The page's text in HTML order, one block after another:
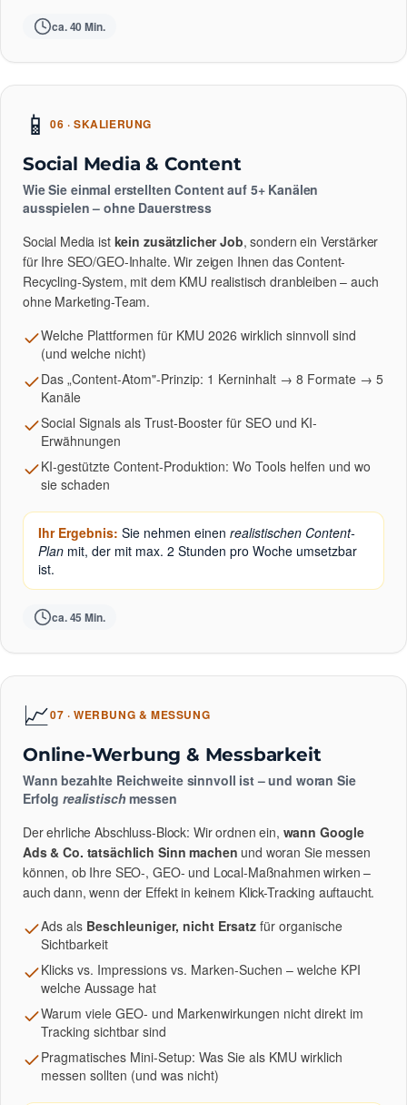
ca. 40 Min.
📱 06 · SKALIERUNG
Social Media & Content
Wie Sie einmal erstellten Content auf 5+ Kanälen
ausspielen – ohne Dauerstress
Social Media ist kein zusätzlicher Job, sondern ein Verstärker
für Ihre SEO/GEO-Inhalte. Wir zeigen Ihnen das Content-
Recycling-System, mit dem KMU realistisch dranbleiben – auch
ohne Marketing-Team.
Welche Plattformen für KMU 2026 wirklich sinnvoll sind
(und welche nicht)
Das „Content-Atom"-Prinzip: 1 Kerninhalt → 8 Formate → 5
Kanäle
Social Signals als Trust-Booster für SEO und KI-
Erwähnungen
KI-gestützte Content-Produktion: Wo Tools helfen und wo
sie schaden
Ihr Ergebnis: Sie nehmen einen realistischen Content-
Plan mit, der mit max. 2 Stunden pro Woche umsetzbar
ist.
ca. 45 Min.
📈07 · WERBUNG & MESSUNG
Online-Werbung & Messbarkeit
Wann bezahlte Reichweite sinnvoll ist – und woran Sie
Erfolgrealistischmessen
Der ehrliche Abschluss-Block: Wir ordnen ein, wann Google
Ads & Co. tatsächlich Sinn machen und woran Sie messen
können, ob Ihre SEO-, GEO- und Local-Maßnahmen wirken –
auch dann, wenn der Effekt in keinem Klick-Tracking auftaucht.
Ads als Beschleuniger, nicht Ersatz für organische
Sichtbarkeit
Klicks vs. Impressions vs. Marken-Suchen – welche KPI
welche Aussage hat
Warum viele GEO- und Markenwirkungen nicht direkt im
Tracking sichtbar sind
Pragmatisches Mini-Setup: Was Sie als KMU wirklich
messen sollten (und was nicht)